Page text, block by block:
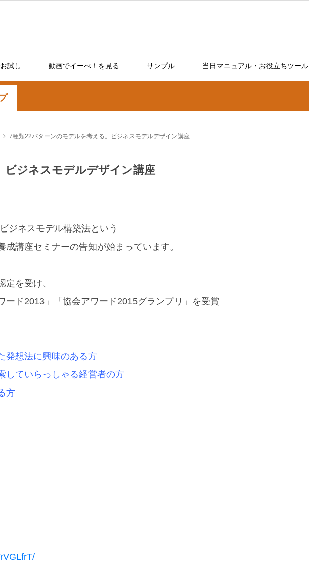
試し 動画でイーべ！を見る サンプル 当日マニュアル・お役立ちツール
7種類22パターンのモデルを考える。ビジネスモデルデザイン講座
ビジネスモデルデザイン講座
ジネスモデル構築法という
成講座セミ ナーの告知が始まっています。
を受け、
ード2013」「協会アワード2015グランプリ」を受賞
発想法に興味のある方
していらっ しゃる経営者の方
方